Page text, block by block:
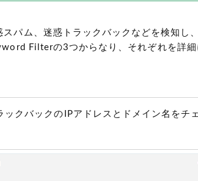
パム、迷惑トラックバックなどを検知し
Filterの3つからなり、それぞれを詳細
クバックのIPアドレスとドメイン名をチ